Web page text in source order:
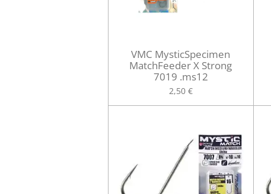
VMC MysticSpecimen
MatchFeeder X Strong
7019 .ms12
2,50 €